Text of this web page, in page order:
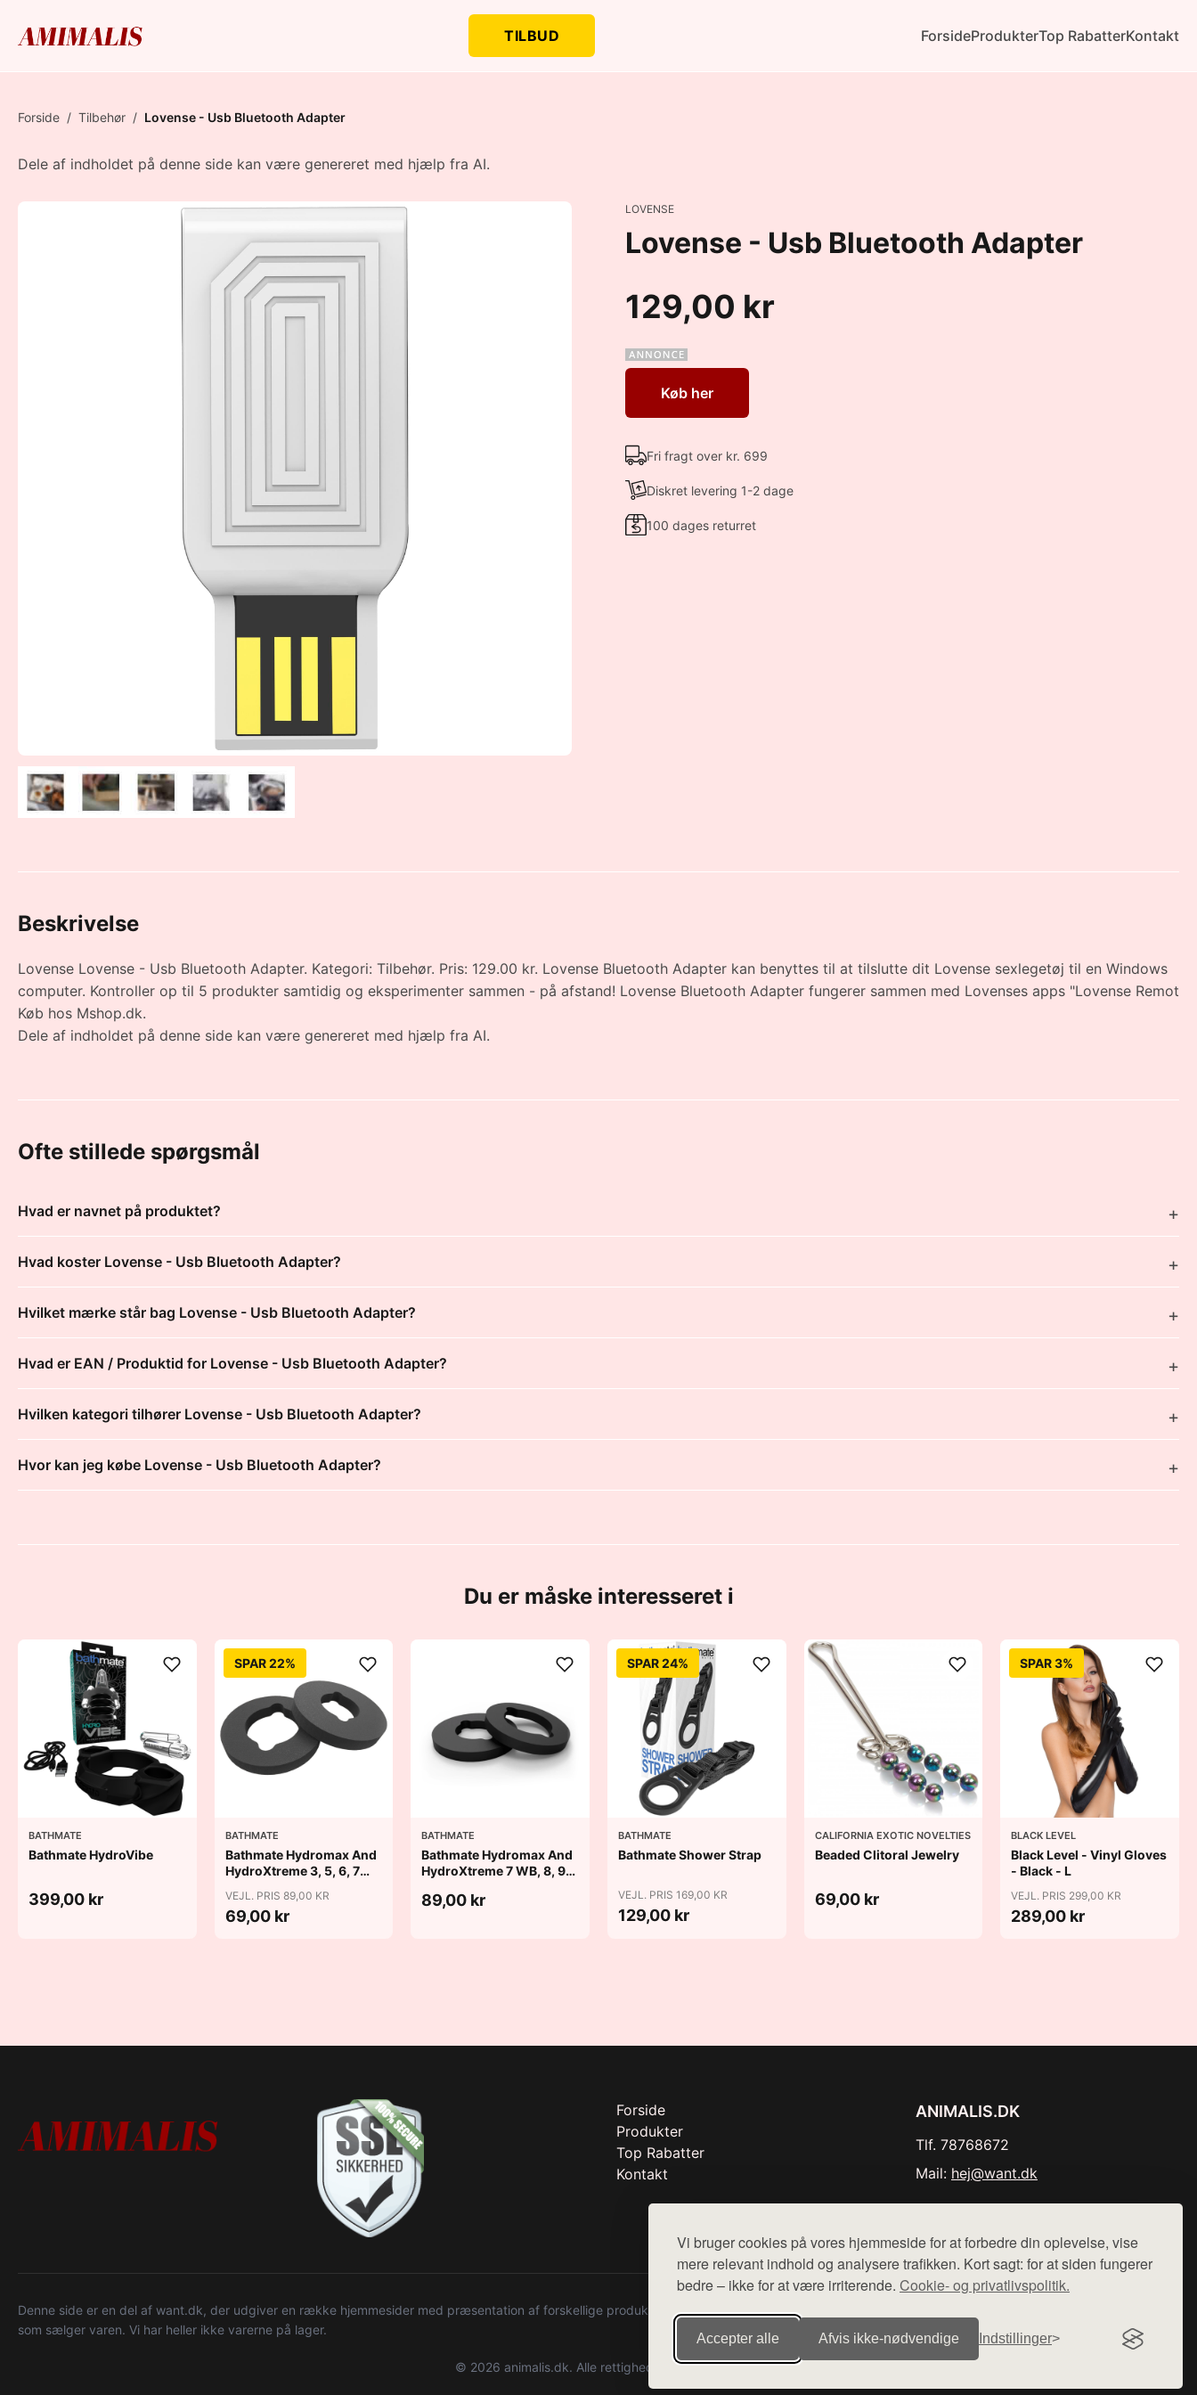
Vi bruger cookies på vores hjemmeside for at forbedre din oplevelse, vise
mere relevant indhold og analysere trafikken. Kort sagt: for at siden fungerer
bedre – ikke for at være irriterende. Cookie- og privatlivspolitik.
Accepter alle Afvis ikke‑nødvendige Indstillinger
TILBUD ForsideProdukterTop RabatterKontakt
Forside / Tilbehør / Lovense - Usb Bluetooth Adapter
Dele af indholdet på denne side kan være genereret med hjælp fra AI.
LOVENSE
Lovense - Usb Bluetooth Adapter
129,00 kr
Køb her
Fri fragt over kr. 699
Diskret levering 1-2 dage
100 dages returret
Beskrivelse
Lovense Lovense - Usb Bluetooth Adapter. Kategori: Tilbehør. Pris: 129.00 kr. Lovense Bluetooth Adapter kan benyttes til at tilslutte dit Lovense sexlegetøj til en Windows
computer. Kontroller op til 5 produkter samtidig og eksperimenter sammen - på afstand! Lovense Bluetooth Adapter fungerer sammen med Lovenses apps "Lovense Remot
Køb hos Mshop.dk.
Dele af indholdet på denne side kan være genereret med hjælp fra AI.
Ofte stillede spørgsmål
Hvad er navnet på produktet?
Hvad koster Lovense - Usb Bluetooth Adapter?
Hvilket mærke står bag Lovense - Usb Bluetooth Adapter?
Hvad er EAN / Produktid for Lovense - Usb Bluetooth Adapter?
Hvilken kategori tilhører Lovense - Usb Bluetooth Adapter?
Hvor kan jeg købe Lovense - Usb Bluetooth Adapter?
Du er måske interesseret i
BATHMATE
Bathmate HydroVibe
399,00 kr
SPAR 22%
BATHMATE
Bathmate Hydromax And
HydroXtreme 3, 5, 6, 7
VEJL. PRIS 89,00 KR
69,00 kr
BATHMATE
Bathmate Hydromax And
HydroXtreme 7 WB, 8, 9
89,00 kr
SPAR 24%
BATHMATE
Bathmate Shower Strap
VEJL. PRIS 169,00 KR
129,00 kr
CALIFORNIA EXOTIC NOVELTIES
Beaded Clitoral Jewelry
69,00 kr
SPAR 3%
BLACK LEVEL
Black Level - Vinyl Gloves
- Black - L
VEJL. PRIS 299,00 KR
289,00 kr
Forside
Produkter
Top Rabatter
Kontakt
ANIMALIS.DK
Tlf. 78768672
Mail: hej@want.dk
Denne side er en del af want.dk, der udgiver en række hjemmesider med præsentation af forskellige produkter fra diverse webshops. Der sælges ikke varer fra denne side - vi henviser til de shops,
som sælger varen. Vi har heller ikke varerne på lager.
© 2026 animalis.dk. Alle rettigheder forbeholdes.